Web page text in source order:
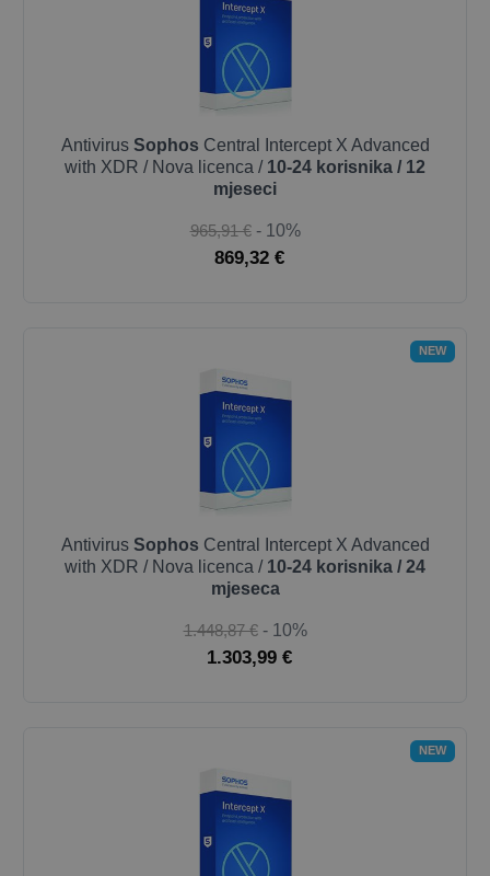
Antivirus Sophos Central Intercept X Advanced
with XDR / Nova licenca / 10-24 korisnika / 12
mjeseci
965,91 € - 10%
869,32 €
NEW
Antivirus Sophos Central Intercept X Advanced
with XDR / Nova licenca / 10-24 korisnika / 24
mjeseca
1.448,87 € - 10%
1.303,99 €
NEW